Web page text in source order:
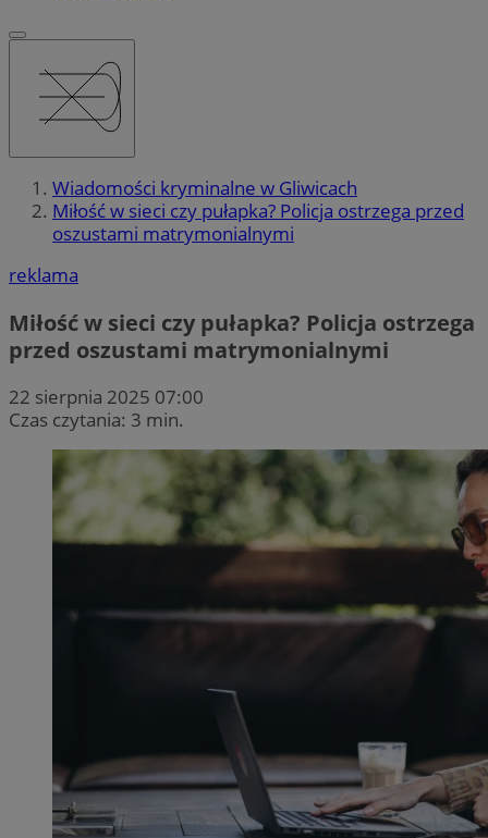
Wiadomości kryminalne w Gliwicach
Miłość w sieci czy pułapka? Policja ostrzega przed
oszustami matrymonialnymi
reklama
Miłość w sieci czy pułapka? Policja ostrzega
przed oszustami matrymonialnymi
22 sierpnia 2025 07:00
Czas czytania: 3 min.